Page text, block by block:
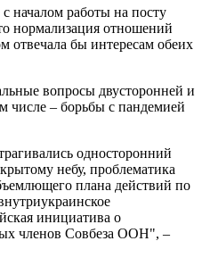
началом работы на посту
нормализация отношений
бы интересам обеих
вопросы двусторонней и
числе – борьбы с пандемией
односторонний
небу, проблематика
плана действий по
инициатива о
членов Совбеза ООН", –